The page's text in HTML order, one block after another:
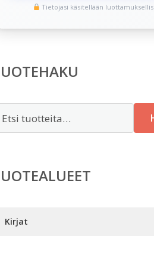
Tietojasi käsitellään
Kirjat